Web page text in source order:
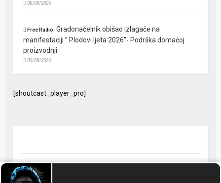
06/08/2026
Free Radio:Gradonačelnik obišao izlagače na
manifestaciji ” Plodovi ljeta 2026”- Podrška domaćoj
proizvodnji
05/08/2026
[shoutcast_player_pro]